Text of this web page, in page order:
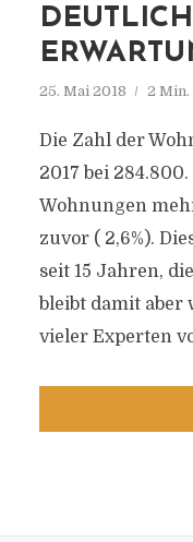
25. Mai 2018 2 Min.
Die Zahl der
2017 bei
Wohnungen
zuvor ( 2,6%).
seit 15 Jahren,
bleibt damit
vieler Experten